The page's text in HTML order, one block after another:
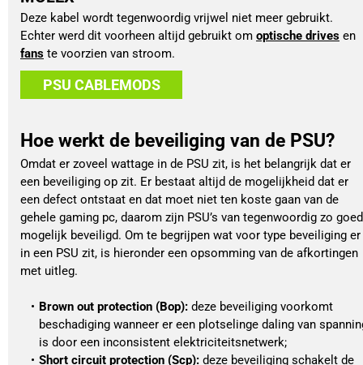
Deze kabel wordt tegenwoordig vrijwel niet meer gebruikt.
Echter werd dit voorheen altijd gebruikt om optische drives
fans te voorzien van stroom.
PSU CABLEMODS
Hoe werkt de beveiliging van de PSU?
Omdat er zoveel wattage in de PSU zit, is het belangrijk dat er
een beveiliging op zit. Er bestaat altijd de mogelijkheid dat er
een defect ontstaat en dat moet niet ten koste gaan van de
gehele gaming pc, daarom zijn PSU’s van tegenwoordig zo goed
mogelijk beveiligd. Om te begrijpen wat voor type beveiliging er
in een PSU zit, is hieronder een opsomming van de afkortingen
met uitleg.
Brown out protection (Bop): deze beveiliging voorkomt
beschadiging wanneer er een plotselinge daling van
is door een inconsistent elektriciteitsnetwerk;
Short circuit protection (Scp): deze beveiliging schakelt de